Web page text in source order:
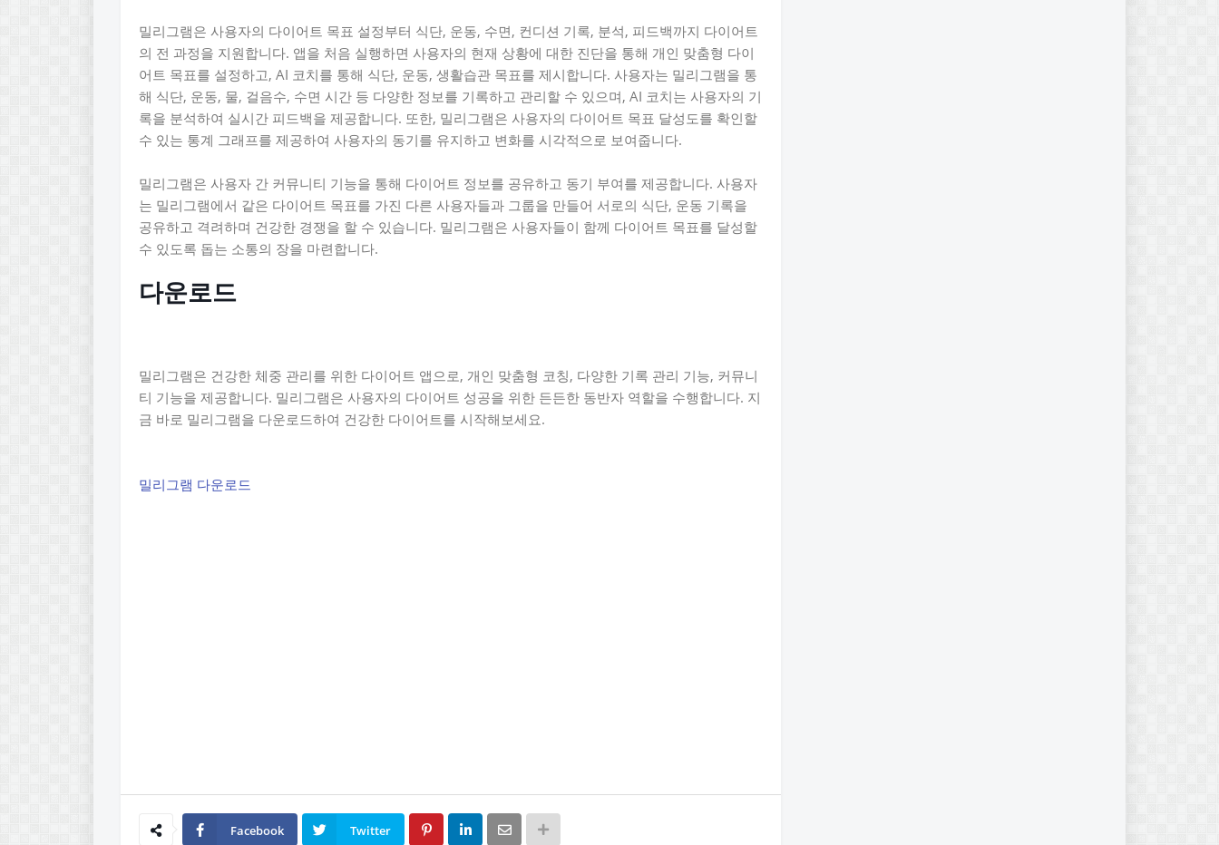
밀리그램은 사용자의 다이어트 목표 설정부터 식단, 운동, 수면, 컨디션 기록, 분석, 피드백까지 다이어트
의 전 과정을 지원합니다. 앱을 처음 실행하면 사용자의 현재 상황에 대한 진단을 통해 개인 맞춤형 다이
어트 목표를 설정하고, AI 코치를 통해 식단, 운동, 생활습관 목표를 제시합니다. 사용자는 밀리그램을 통
해 식단, 운동, 물, 걸음수, 수면 시간 등 다양한 정보를 기록하고 관리할 수 있으며, AI 코치는 사용자의 기
록을 분석하여 실시간 피드백을 제공합니다. 또한, 밀리그램은 사용자의 다이어트 목표 달성도를 확인할
수 있는 통계 그래프를 제공하여 사용자의 동기를 유지하고 변화를 시각적으로 보여줍니다.
밀리그램은 사용자 간 커뮤니티 기능을 통해 다이어트 정보를 공유하고 동기 부여를 제공합니다. 사용자
는 밀리그램에서 같은 다이어트 목표를 가진 다른 사용자들과 그룹을 만들어 서로의 식단, 운동 기록을
공유하고 격려하며 건강한 경쟁을 할 수 있습니다. 밀리그램은 사용자들이 함께 다이어트 목표를 달성할
수 있도록 돕는 소통의 장을 마련합니다.
다운로드
밀리그램은 건강한 체중 관리를 위한 다이어트 앱으로, 개인 맞춤형 코칭, 다양한 기록 관리 기능, 커뮤니
티 기능을 제공합니다. 밀리그램은 사용자의 다이어트 성공을 위한 든든한 동반자 역할을 수행합니다. 지
금 바로 밀리그램을 다운로드하여 건강한 다이어트를 시작해보세요.
밀리그램 다운로드
Facebook Twitter